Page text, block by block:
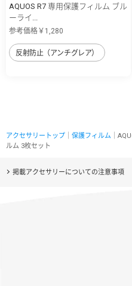
AQUOS R7 専用保護フィルム ブル
ーライ...
参考価格￥1,280
反射防止（アンチグレア）
アクセサリートップ 保護フィルム ｜
ルム 3枚セット
掲載アクセサリーについての注意事項